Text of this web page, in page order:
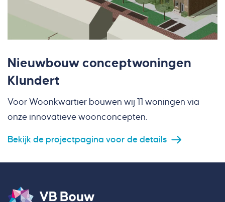
Nieuwbouw conceptwoningen
Klundert
Voor Woonkwartier bouwen wij 11 woningen via
onze innovatieve woonconcepten.
Bekijk de projectpagina voor de details